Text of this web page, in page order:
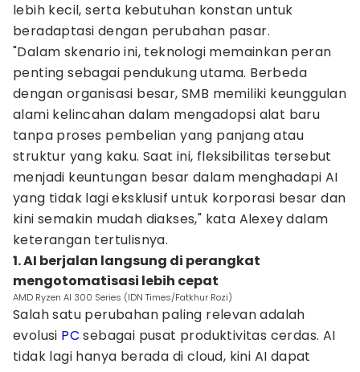
lebih kecil, serta kebutuhan konstan untuk
beradaptasi dengan perubahan pasar.
"Dalam skenario ini, teknologi memainkan peran
penting sebagai pendukung utama. Berbeda
dengan organisasi besar, SMB memiliki keunggulan
alami kelincahan dalam mengadopsi alat baru
tanpa proses pembelian yang panjang atau
struktur yang kaku. Saat ini, fleksibilitas tersebut
menjadi keuntungan besar dalam menghadapi AI
yang tidak lagi eksklusif untuk korporasi besar dan
kini semakin mudah diakses," kata Alexey dalam
keterangan tertulisnya.
1. AI berjalan langsung di perangkat
mengotomatisasi lebih cepat
AMD Ryzen AI 300 Series (IDN Times/Fatkhur Rozi)
Salah satu perubahan paling relevan adalah
evolusi PC sebagai pusat produktivitas cerdas. AI
tidak lagi hanya berada di cloud, kini AI dapat